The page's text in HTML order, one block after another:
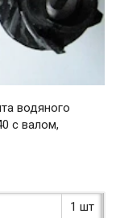
водяного
с валом,
1 шт